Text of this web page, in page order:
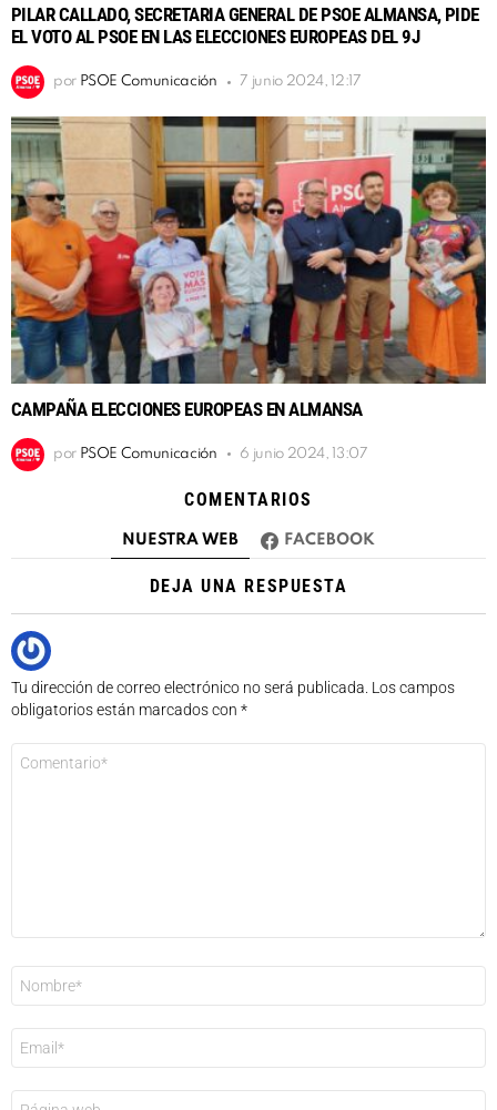
PILAR CALLADO, SECRETARIA GENERAL DE PSOE ALMANSA, PIDE
EL VOTO AL PSOE EN LAS ELECCIONES EUROPEAS DEL 9J
por PSOE Comunicación 7 junio 2024, 12:17
CAMPAÑA ELECCIONES EUROPEAS EN ALMANSA
por PSOE Comunicación 6 junio 2024, 13:07
COMENTARIOS
NUESTRA WEB FACEBOOK
DEJA UNA RESPUESTA
Tu dirección de correo electrónico no será publicada. Los campos
obligatorios están marcados con *
electrónico
*